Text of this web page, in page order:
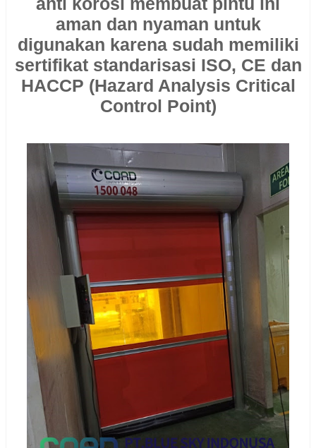
aman dan nyaman untuk
digunakan karena sudah memiliki
sertifikat standarisasi ISO, CE dan
HACCP (Hazard Analysis Critical
Control Point)